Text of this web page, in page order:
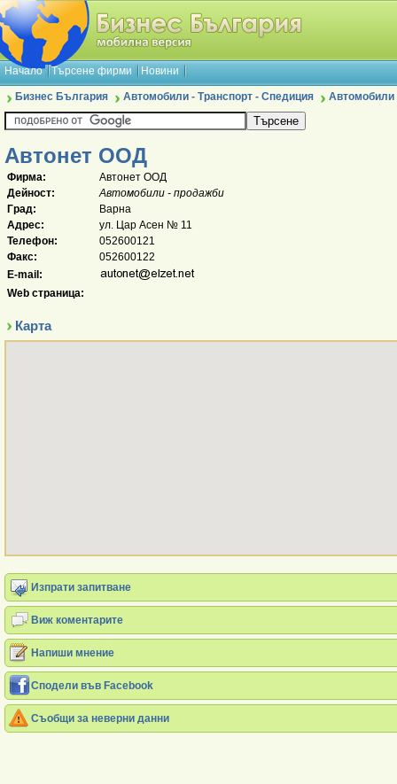
Начало Търсене фирми Новини
Бизнес България Автомобили - Транспорт - Спедиция Автомобили
Автонет ООД
Фирма:
Автонет ООД
Дейност:
Автомобили - продажби
Град:
Варна
Адрес:
ул. Цар Асен № 11
Телефон:
052600121
Факс:
052600122
E-mail:
Web страница:
Карта
Изпрати запитване
Виж коментарите
Напиши мнение
Сподели във Facebook
Съобщи за неверни данни